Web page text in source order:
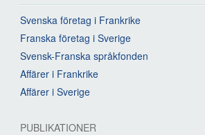
Svenska företag i Frankrike
Franska företag i Sverige
Svensk-Franska språkfonden
Affärer i Frankrike
Affärer i Sverige
PUBLIKATIONER